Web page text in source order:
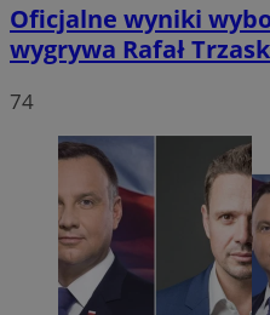
Oficjalne wyniki
wygrywa Rafał
74